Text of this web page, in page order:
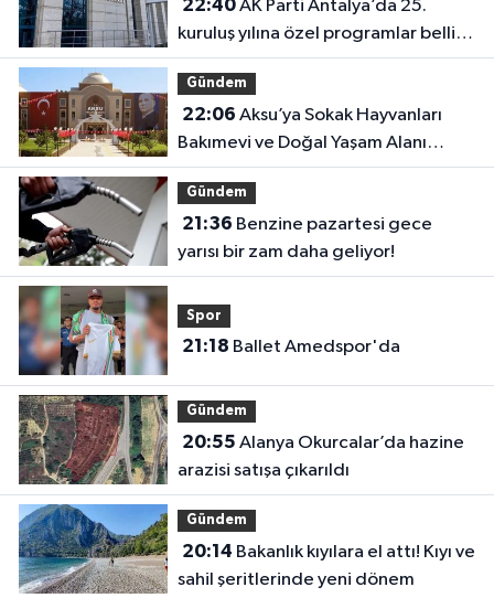
22:40AK Parti Antalya’da 25.
kuruluş yılına özel programlar belli
oldu
Gündem
22:06
Bakımevi ve Doğal Yaşam Alanı
geliyor
Gündem
21:36
yarısı bir zam daha geliyor!
Spor
21:18 Ballet Amedspor'da
Gündem
20:55
arazisi satışa çıkarıldı
Gündem
20:14
sahil şeritlerinde yeni dönem